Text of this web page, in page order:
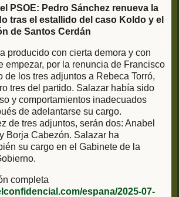
PSOE: Pedro Sánchez renueva la
tras el estallido del caso Koldo y el
de Santos Cerdán
producido con cierta demora y con
empezar, por la renuncia de Francisco
de los tres adjuntos a Rebeca Torró,
tres del partido. Salazar había sido
y comportamientos inadecuados
de adelantarse su cargo.
de tres adjuntos, serán dos: Anabel
Borja Cabezón. Salazar ha
su cargo en el Gabinete de la
completa
espana/2025-07-